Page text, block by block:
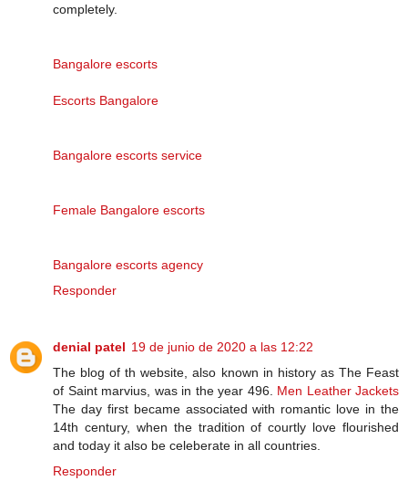
completely.
Bangalore escorts
Escorts Bangalore
Bangalore escorts service
Female Bangalore escorts
Bangalore escorts agency
Responder
denial patel 19 de junio de 2020 a las 12:22
The blog of th website, also known in history as The Feast
of Saint marvius, was in the year 496. Men Leather Jackets
The day first became associated with romantic love in the
14th century, when the tradition of courtly love flourished
and today it also be celeberate in all countries.
Responder